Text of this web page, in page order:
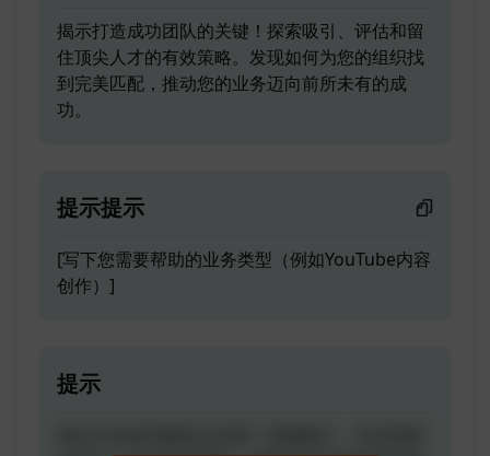
揭示打造成功团队的关键！探索吸引、评估和留
住顶尖人才的有效策略。发现如何为您的组织找
到完美匹配，推动您的业务迈向前所未有的成
功。
提示提示
[写下您需要帮助的业务类型（例如YouTube内容
创作）]
提示